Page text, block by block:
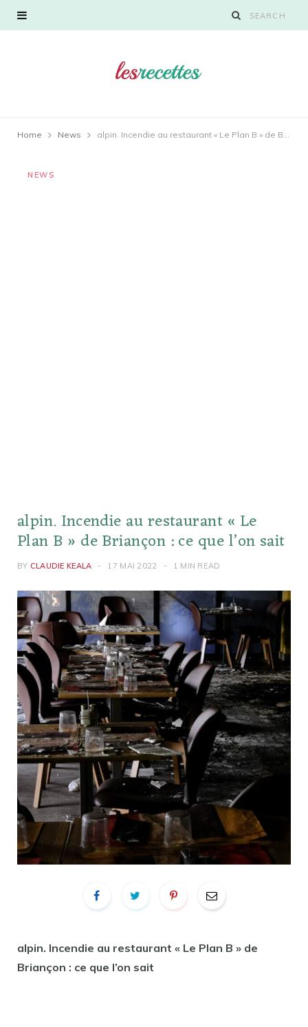
Home News alpin. Incendie au restaurant « Le Plan B » de Briançon : ce que l’on sait
NEWS
alpin. Incendie au restaurant « Le
Plan B » de Briançon : ce que l’on sait
BY CLAUDIE KEALA 17 MAI 2022 1 MIN READ
alpin. Incendie au restaurant « Le Plan B » de
Briançon : ce que l’on sait